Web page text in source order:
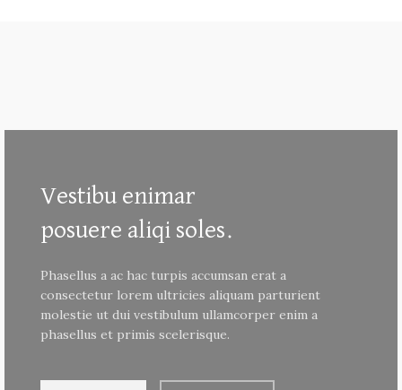
Vestibu enimar
posuere aliqi soles.
Phasellus a ac hac turpis accumsan erat a
consectetur lorem ultricies aliquam parturient
molestie ut dui vestibulum ullamcorper enim a
phasellus et primis scelerisque.